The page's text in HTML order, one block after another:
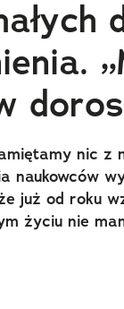
nic z
naukowców
już od roku
życiu nie